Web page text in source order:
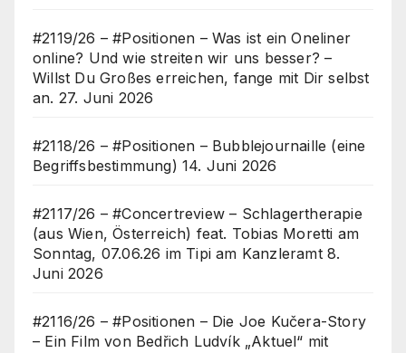
#2119/26 – #Positionen – Was ist ein Oneliner
online? Und wie streiten wir uns besser? –
Willst Du Großes erreichen, fange mit Dir selbst
an. 27. Juni 2026
#2118/26 – #Positionen – Bubblejournaille (eine
Begriffsbestimmung) 14. Juni 2026
#2117/26 – #Concertreview – Schlagertherapie
(aus Wien, Österreich) feat. Tobias Moretti am
Sonntag, 07.06.26 im Tipi am Kanzleramt 8.
Juni 2026
#2116/26 – #Positionen – Die Joe Kučera-Story
– Ein Film von Bedřich Ludvík „Aktuel“ mit